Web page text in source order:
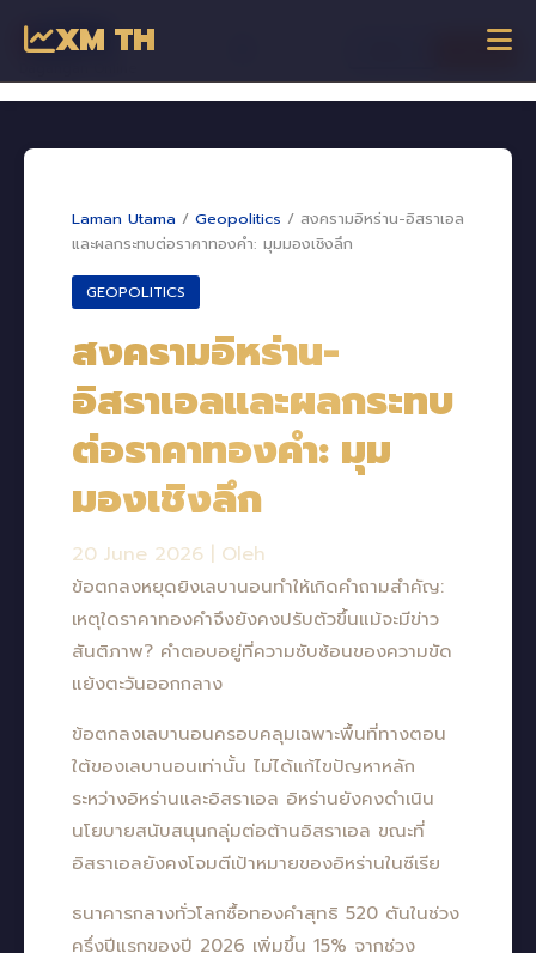
XM TH เริ่มเทรด
Laman Utama / Geopolitics / สงครามอิหร่าน-อิสราเอล
และผลกระทบต่อราคาทองคำ: มุมมองเชิงลึก
GEOPOLITICS
สงครามอิหร่าน-
อิสราเอลและผลกระทบ
ต่อราคาทองคำ: มุม
มองเชิงลึก
20 June 2026 Oleh
ข้อตกลงหยุดยิงเลบานอนทำให้เกิดคำถามสำคัญ:
เหตุใดราคาทองคำจึงยังคงปรับตัวขึ้นแม้จะมีข่าว
สันติภาพ? คำตอบอยู่ที่ความซับซ้อนของความขัด
แย้งตะวันออกกลาง
ข้อตกลงเลบานอนครอบคลุมเฉพาะพื้นที่ทางตอน
ใต้ของเลบานอนเท่านั้น ไม่ได้แก้ไขปัญหาหลัก
ระหว่างอิหร่านและอิสราเอล อิหร่านยังคงดำเนิน
นโยบายสนับสนุนกลุ่มต่อต้านอิสราเอล ขณะที่
อิสราเอลยังคงโจมตีเป้าหมายของอิหร่านในซีเรีย
ธนาคารกลางทั่วโลกซื้อทองคำสุทธิ 520 ตันในช่วง
ครึ่งปีแรกของปี 2026 เพิ่มขึ้น 15% จากช่วง